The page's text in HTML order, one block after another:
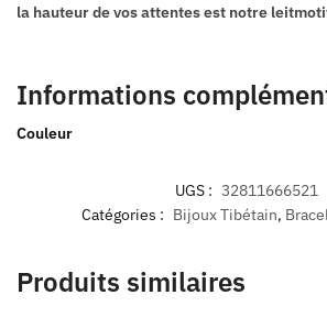
la hauteur de vos attentes est notre
Informations
Couleur
UGS : 32811666521
Catégories : Bijoux Tibétain,
Produits similaires